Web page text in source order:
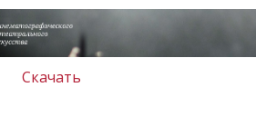
Скачать